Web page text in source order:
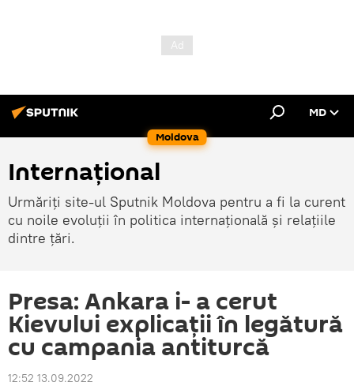
Moldova
MD
Internațional
Urmăriți site-ul Sputnik Moldova pentru a fi la curent
cu noile evoluții în politica internațională și relațiile
dintre țări.
Presa: Ankara i- a cerut
Kievului explicații în legătură
cu campania antiturcă
12:52 13.09.2022